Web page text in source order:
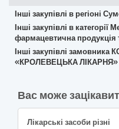
Інші закупівлі в регіоні
Інші закупівлі в
фармацевтична продукція
Інші закупівлі
«КРОЛЕВЕЦЬКА
Вас може
Лікарські засоби різні